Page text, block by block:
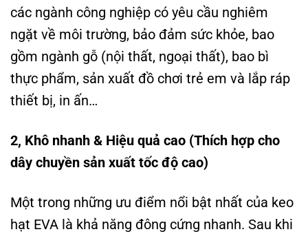
các ngành công nghiệp có yêu cầu nghiêm
ngặt về môi trường, bảo đảm sức khỏe, bao
gồm ngành gỗ (nội thất, ngoại thất), bao bì
thực phẩm, sản xuất đồ chơi trẻ em và lắp ráp
thiết bị, in ấn…
2, Khô nhanh & Hiệu quả cao (Thích hợp cho
dây chuyền sản xuất tốc độ cao)
Một trong những ưu điểm nổi bật nhất của keo
hạt EVA là khả năng đông cứng nhanh. Sau khi